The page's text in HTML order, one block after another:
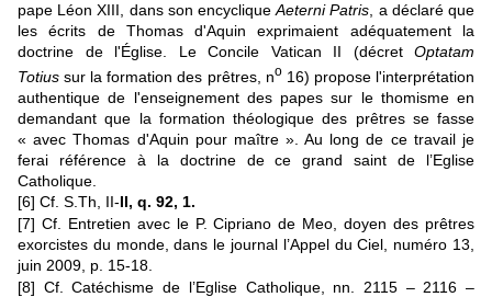
pape Léon XIII, dans son encycliqueAeterni Patris , a déclaré que
les écrits de Thomas d'Aquin exprimaient adéquatement la
doctrine de l'Église. Le Concile Vatican II (décret Optatam
Totius sur la formation des prêtres, no16) propose l'interprétation
authentique de l'enseignement des papes sur le thomisme en
demandant que la formation théologique des prêtres se fasse
« avec Thomas d'Aquin pour maître ». Au long de ce travail je
ferai référence à la doctrine de ce grand saint de l’Eglise
Catholique.
[6] Cf. S.Th, II-II, q. 92, 1.
[7] Cf. Entretien avec le P. Cipriano de Meo, doyen des prêtres
exorcistes du monde, dans le journal l’Appel du Ciel, numéro 13,
juin 2009, p. 15-18.
[8] Cf. Catéchisme de l’Eglise Catholique, nn. 2115 – 2116 –